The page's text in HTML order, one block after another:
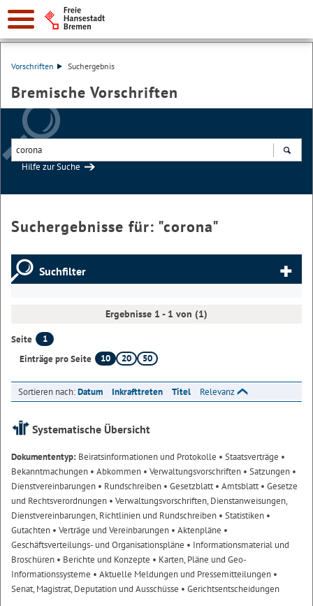
Vorschriften Suchergebnis
Bremische Vorschriften
Hilfe zur Suche
Suchergebnisse für: "corona"
Suchfilter
Ergebnisse 1 - 1 von (1)
Seite
1
Einträge pro Seite
10 20 50
Sortieren nach:Datum Inkrafttreten Titel Relevanz
Systematische Übersicht
Dokumententyp: Beiratsinformationen und Protokolle • Staatsverträge •
Bekanntmachungen • Abkommen • Verwaltungsvorschriften • Satzungen •
Dienstvereinbarungen • Rundschreiben • Gesetzblatt• Amtsblatt• Gesetze
und Rechtsverordnungen • Verwaltungsvorschriften, Dienstanweisungen,
Dienstvereinbarungen, Richtlinien und Rundschreiben • Statistiken •
Gutachten • Verträge und Vereinbarungen • Aktenpläne •
Geschäftsverteilungs- und Organisationspläne • Informationsmaterial und
Broschüren • Berichte und Konzepte • Karten, Pläne und Geo-
Informationssysteme • Aktuelle Meldungen und Pressemitteilungen •
Senat, Magistrat, Deputation und Ausschüsse • Gerichtsentscheidungen